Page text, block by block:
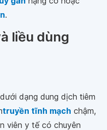
.
liều dùng
dạng dung dịch tiêm
truyền tĩnh mạch chậm,
viên y tế có chuyên